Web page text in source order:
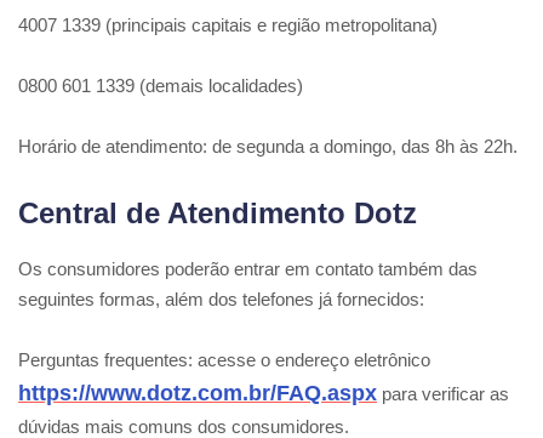
4007 1339 (principais capitais e região metropolitana)
0800 601 1339 (demais localidades)
Horário de atendimento: de segunda a domingo, das 8h às 22h.
Central de Atendimento Dotz
Os consumidores poderão entrar em contato também das
seguintes formas, além dos telefones já fornecidos:
Perguntas frequentes: acesse o endereço eletrônico
https://www.dotz.com.br/FAQ.aspx para verificar as
dúvidas mais comuns dos consumidores.